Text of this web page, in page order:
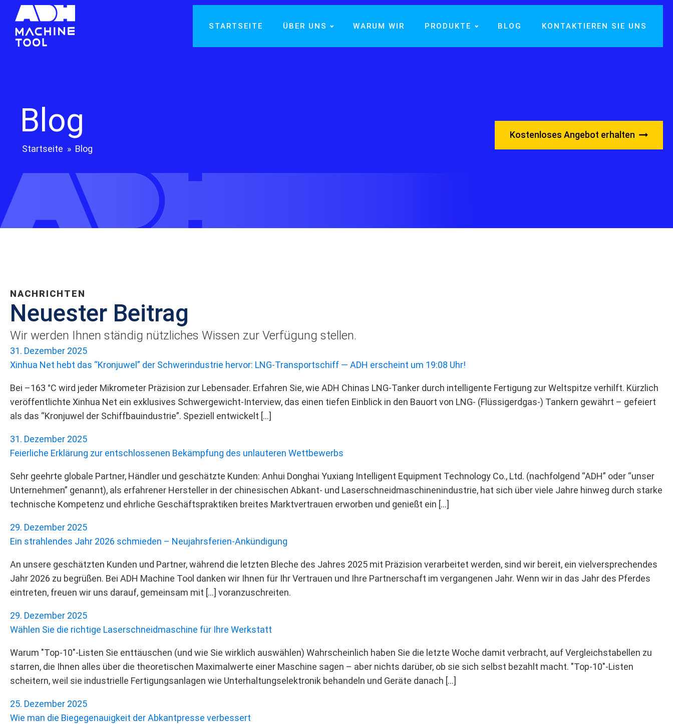
STARTSEITE ÜBER UNS WARUM WIR PRODUKTE BLOG KONTAKTIEREN SIE UNS
Blog
Startseite » Blog
Kostenloses Angebot erhalten
NACHRICHTEN
Neuester Beitrag
Wir werden Ihnen ständig nützliches Wissen zur Verfügung stellen.
31. Dezember 2025
Xinhua Net hebt das “Kronjuwel” der Schwerindustrie hervor: LNG-Transportschiff — ADH erscheint um 19:08 Uhr!
Bei –163 °C wird jeder Mikrometer Präzision zur Lebensader. Erfahren Sie, wie ADH Chinas LNG‑Tanker durch intelligente Fertigung zur Weltspitze verhilft. Kürzlich
veröffentlichte Xinhua Net ein exklusives Schwergewicht‑Interview, das einen tiefen Einblick in den Bauort von LNG‑ (Flüssigerdgas‑) Tankern gewährt – gefeiert
als das “Kronjuwel der Schiffbauindustrie”. Speziell entwickelt […]
31. Dezember 2025
Feierliche Erklärung zur entschlossenen Bekämpfung des unlauteren Wettbewerbs
Sehr geehrte globale Partner, Händler und geschätzte Kunden: Anhui Donghai Yuxiang Intelligent Equipment Technology Co., Ltd. (nachfolgend “ADH” oder “unser
Unternehmen” genannt), als erfahrener Hersteller in der chinesischen Abkant- und Laserschneidmaschinenindustrie, hat sich über viele Jahre hinweg durch starke
technische Kompetenz und ehrliche Geschäftspraktiken breites Marktvertrauen erworben und genießt ein […]
29. Dezember 2025
Ein strahlendes Jahr 2026 schmieden – Neujahrsferien-Ankündigung
An unsere geschätzten Kunden und Partner, während die letzten Bleche des Jahres 2025 mit Präzision verarbeitet werden, sind wir bereit, ein vielversprechendes
Jahr 2026 zu begrüßen. Bei ADH Machine Tool danken wir Ihnen für Ihr Vertrauen und Ihre Partnerschaft im vergangenen Jahr. Wenn wir in das Jahr des Pferdes
eintreten, freuen wir uns darauf, gemeinsam mit […] voranzuschreiten.
29. Dezember 2025
Wählen Sie die richtige Laserschneidmaschine für Ihre Werkstatt
Warum "Top-10"-Listen Sie enttäuschen (und wie Sie wirklich auswählen) Wahrscheinlich haben Sie die letzte Woche damit verbracht, auf Vergleichstabellen zu
starren, die Ihnen alles über die theoretischen Maximalwerte einer Maschine sagen – aber nichts darüber, ob sie sich selbst bezahlt macht. "Top-10"-Listen
scheitern, weil sie industrielle Fertigungsanlagen wie Unterhaltungselektronik behandeln und Geräte danach […]
25. Dezember 2025
Wie man die Biegegenauigkeit der Abkantpresse verbessert